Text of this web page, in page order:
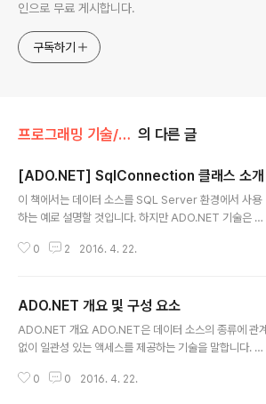
인으로 무료 게시합니다.
구독하기
프로그래밍 기술/SQL과 ADO.NET 의 다른 글
[ADO.NET] SqlConnection 클래스 소개
이 책에서는 데이터 소스를 SQL Server 환경에서 사용
하는 예로 설명할 것입니다. 하지만 ADO.NET 기술은 데
있게 하고 있어서 다른 데이터 소스를 사용하기 위해 새롭
니다. SqlConnection 클래스는 SQL Server 데이터 소
스와의 연결을 제공하는 클래스입니다. ▷클래스 상속 계
층System.Object System.MarshalByRefObject S
ata.Common.DbConnection System.Data.SqlCli
0 2 2016. 4. 22.
ADO.NET 개요 및 구성 요소
ADO.NET 개요 ADO.NET은 데이터 소스의 종류에 관계
없이 일관성 있는 액세스를 제공하는 기술을 말합니다. AD
문서 뿐만 아니라 OLE DB 및 ODBC로 접근할 수 있는 다
0 0 2016. 4. 22.